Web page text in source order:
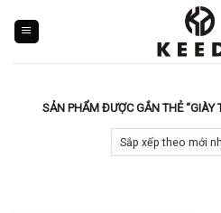
content
SẢN PHẨM ĐƯỢC GẮN THẺ “GIÀY